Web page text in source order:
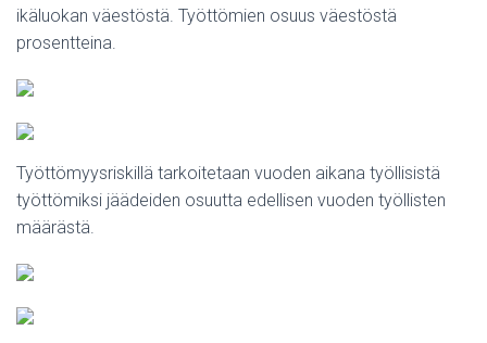
ikäluokan väestöstä. Työttömien osuus väestöstä
prosentteina.
Työttömyysriskillä tarkoitetaan vuoden aikana työllisistä
työttömiksi jäädeiden osuutta edellisen vuoden työllisten
määrästä.